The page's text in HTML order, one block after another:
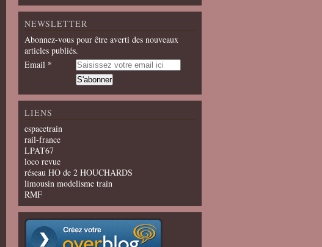
NEWSLETTER
Abonnez-vous pour être averti des nouveaux
articles publiés.
Email
LIENS
espacetrain
rail-france
LPAT67
loco revue
réseau HO de 2 HOUCHARDS
limousin modelisme train
RMF